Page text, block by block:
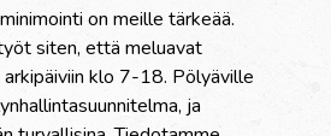
on meille tärkeää.
siten, että meluavat
klo 7-18. Pölyäville
ja